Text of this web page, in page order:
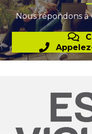
Nous répondons à